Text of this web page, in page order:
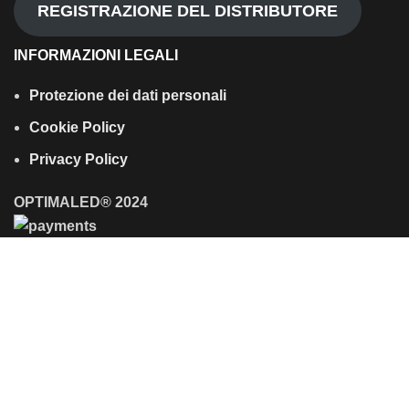
REGISTRAZIONE DEL DISTRIBUTORE
INFORMAZIONI LEGALI
Protezione dei dati personali
Cookie Policy
Privacy Policy
OPTIMALED® 2024